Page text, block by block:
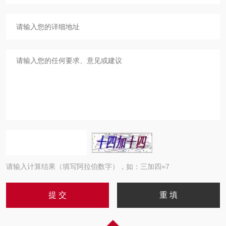
请输入计算结果（填写阿拉伯数字），如：三加四=7